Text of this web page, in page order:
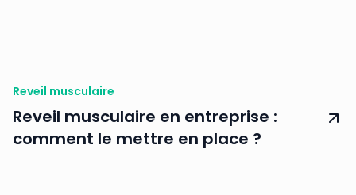
Reveil musculaire
Reveil musculaire en entreprise :
comment le mettre en place ?